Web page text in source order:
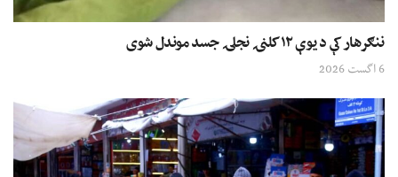
ننګرهار کې د یوې ۱۲ کلنۍ نجلۍ جسد موندل شوی
6 اگست 2026